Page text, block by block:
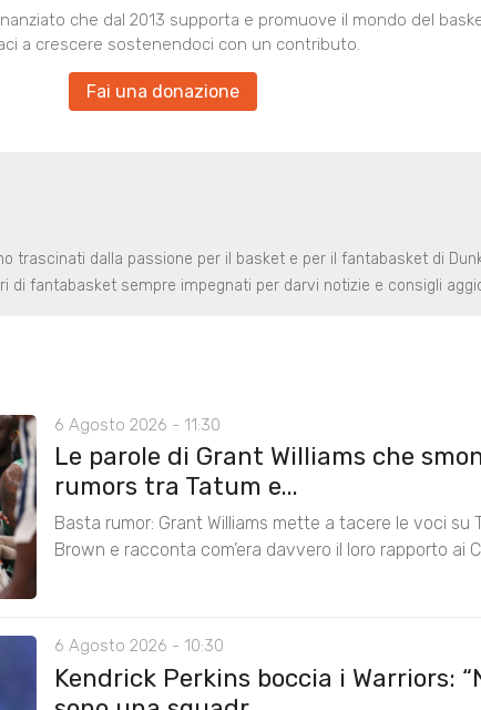
che dal 2013 supporta e promuove il mondo del
a crescere sostenendoci con un contributo.
Fai una donazione
trascinati dalla passione per il basket e per il fantabasket di
di fantabasket sempre impegnati per darvi notizie e consigli
6 Agosto 2026 - 11:30
Le parole di Grant Williams che
rumors tra Tatum e...
Basta rumor: Grant Williams mette a tacere le voci su
Brown e racconta com’era davvero il loro rapporto ai
6 Agosto 2026 - 10:30
Kendrick Perkins boccia i Warriors: